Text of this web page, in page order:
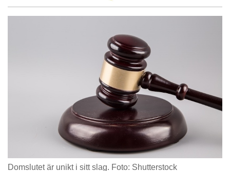
Domslutet är unikt i sitt slag. Foto: Shutterstock